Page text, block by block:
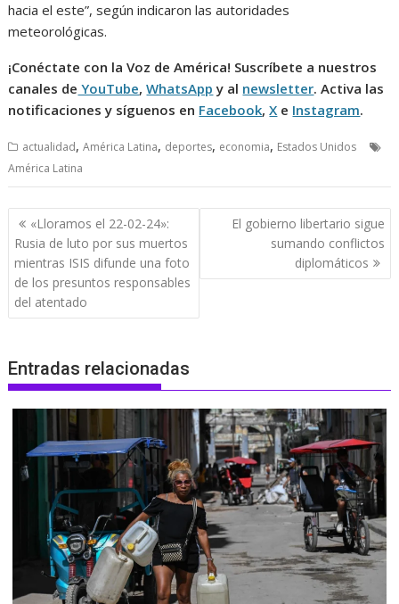
hacia el este”, según indicaron las autoridades
meteorológicas.
¡Conéctate con la Voz de América! Suscríbete a nuestros
canales de YouTube,WhatsApp y al newsletter. Activa las
notificaciones y síguenos en Facebook,X e Instagram.
actualidad,América Latina, deportes, economia, Estados Unidos
América Latina
Navegación
de
entradas
«Lloramos el 22-02-24»:
Rusia de luto por sus muertos
mientras ISIS difunde una foto
de los presuntos responsables
del atentado
El gobierno libertario sigue
sumando conflictos
diplomáticos
Entradas relacionadas